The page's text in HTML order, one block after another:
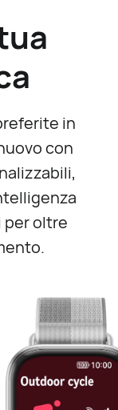
in
con
per oltre